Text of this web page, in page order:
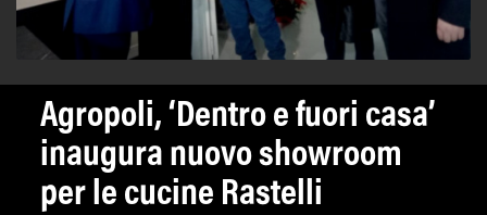
Agropoli, ‘Dentro e fuori casa’
inaugura nuovo showroom
per le cucine Rastelli